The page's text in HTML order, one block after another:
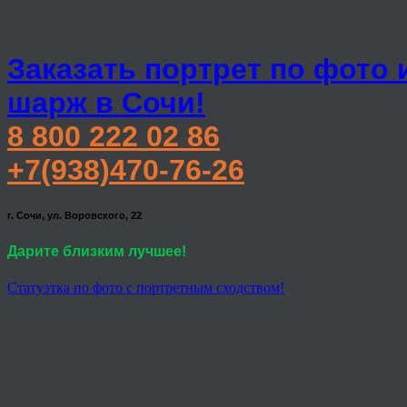
Заказать портрет по фото
шарж в Сочи!
8 800 222 02 86
+7(938)470-76-26
г. Сочи, ул. Воровского, 22
Дарите близким лучшее!
Статуэтка по фото с портретным сходством!